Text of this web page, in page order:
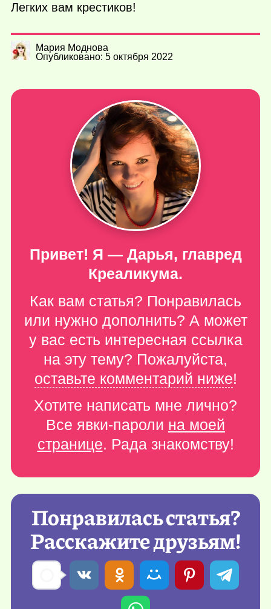
Легких вам крестиков!
Мария Моднова
Опубликовано: 5 октября 2022
Привет! Я — Дарья, главред
Креаликума.
Как вам статья? Понравилась
или нужно дополнить? А может
у вас есть интересная ссылка
на эту тему? Пожалуйста,
оставьте комментарий ниже!
Хотите написать мне лично?
Все явки-пароли на моей
странице. Рада знакомству!
Понравилась статья?
Расскажите друзьям!